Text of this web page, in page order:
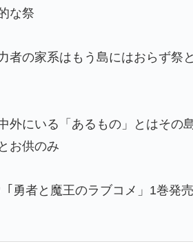
な祭
者の家系はもう島にはおらず
外にいる「あるもの」とはそ
お供のみ
勇者と魔王のラブコメ」1巻発